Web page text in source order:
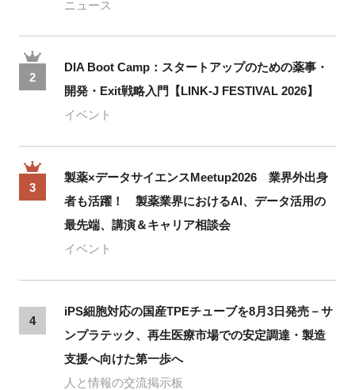
ニュース
2
DIA Boot Camp：スタートアップのための薬事・
開発・Exit戦略入門【LINK-J FESTIVAL 2026】
イベント
3
製薬×データサイエンスMeetup2026 業界外出身
者も活躍！ 製薬業界におけるAI、データ活用の
最先端、講演＆キャリア相談会
イベント
4
iPS細胞対応の国産TPEチューブを8月3日発売－サ
ンプラテック、再生医療市場での安定調達・製造
支援へ向けた第一歩へ
人と情報の交流掲示板